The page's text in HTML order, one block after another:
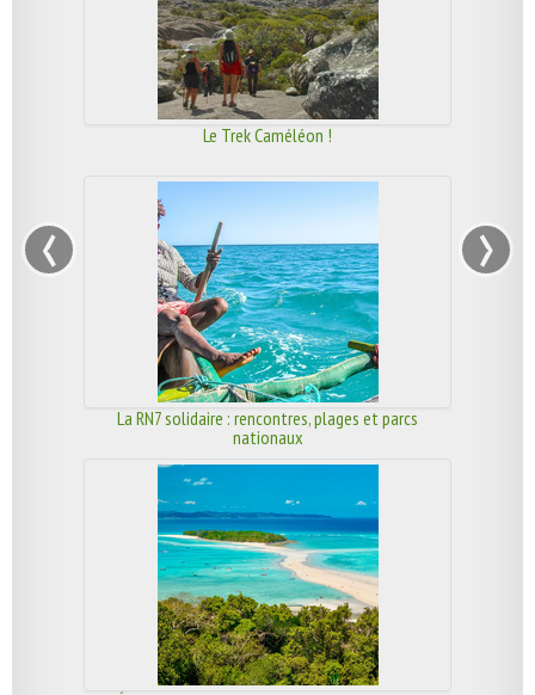
Le Trek Caméléon !
La RN7 solidaire : rencontres, plages et parcs
nationaux
‹ ›